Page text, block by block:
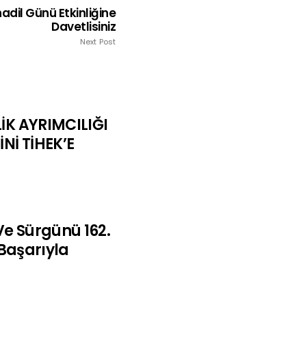
Günü Etkinliğine
Davetlisiniz
Next Post
AYRIMCILIĞI
TİHEK’E
Sürgünü 162.